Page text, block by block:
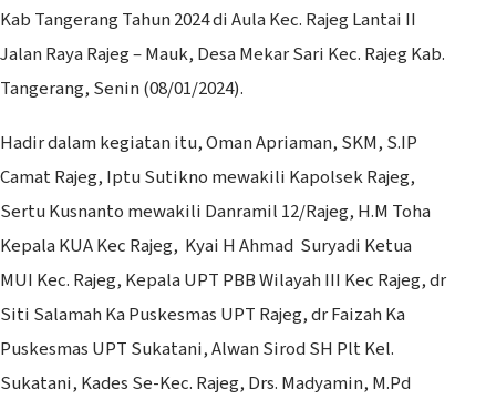
Kab Tangerang Tahun 2024 di Aula Kec. Rajeg Lantai II
Jalan Raya Rajeg – Mauk, Desa Mekar Sari Kec. Rajeg Kab.
Tangerang, Senin (08/01/2024).
Hadir dalam kegiatan itu, Oman Apriaman, SKM, S.IP
Camat Rajeg, Iptu Sutikno mewakili Kapolsek Rajeg,
Sertu Kusnanto mewakili Danramil 12/Rajeg, H.M Toha
Kepala KUA Kec Rajeg, Kyai H Ahmad Suryadi Ketua
MUI Kec. Rajeg, Kepala UPT PBB Wilayah III Kec Rajeg, dr
Siti Salamah Ka Puskesmas UPT Rajeg, dr Faizah Ka
Puskesmas UPT Sukatani, Alwan Sirod SH Plt Kel.
Sukatani, Kades Se-Kec. Rajeg, Drs. Madyamin, M.Pd